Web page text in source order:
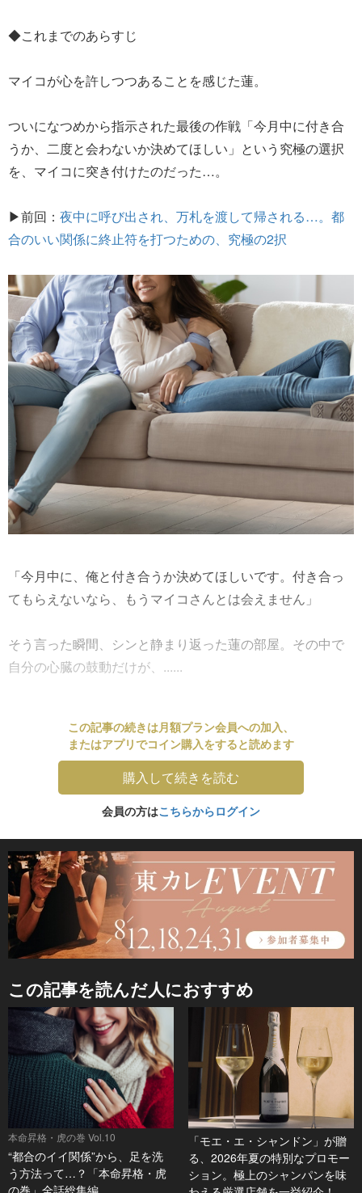
◆これまでのあらすじ
マイコが心を許しつつあることを感じた蓮。
ついになつめから指示された最後の作戦「今月中に付き合
うか、二度と会わないか決めてほしい」という究極の選択
を、マイコに突き付けたのだった…。
▶前回： 夜中に呼び出され、万札を渡して帰される…。都
合のいい関係に終止符を打つための、究極の2択
「今月中に、俺と付き合うか決めてほしいです。付き合っ
てもらえないなら、もうマイコさんとは会えません」
そう言った瞬間、シンと静まり返った蓮の部屋。その中で
自分の心臓の鼓動だけが、......
この記事の続きは月額プラン会員への加入、
またはアプリでコイン購入をすると読めます
購入して続きを読む
会員の方はこちらからログイン
この記事を読んだ人におすすめ
本命昇格・虎の巻 Vol.10
“都合のイイ関係”から、足を洗
う方法って…？「本命昇格・虎
「モエ・エ・シャンドン」が贈
る、2026年夏の特別なプロモー
ション。極上のシャンパンを味